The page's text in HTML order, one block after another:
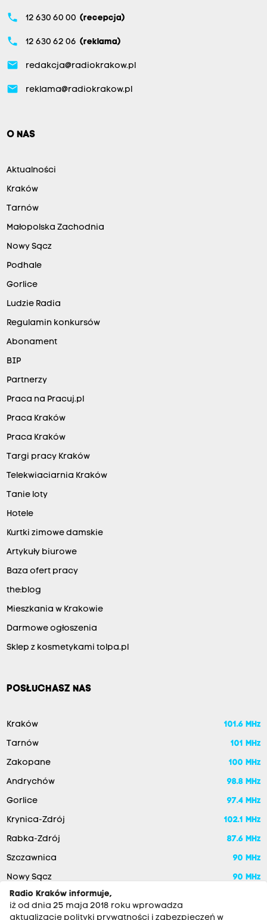
phone 12 630 60 00 (recepcja)
phone 12 630 62 06 (reklama)
email redakcja@radiokrakow.pl
email reklama@radiokrakow.pl
O NAS
Aktualności
Kraków
Tarnów
Małopolska Zachodnia
Nowy Sącz
Podhale
Gorlice
Ludzie Radia
Regulamin konkursów
Abonament
BIP
Partnerzy
Praca na Pracuj.pl
Praca Kraków
Praca Kraków
Targi pracy Kraków
Telekwiaciarnia Kraków
Tanie loty
Hotele
Kurtki zimowe damskie
Artykuły biurowe
Baza ofert pracy
the:blog
Mieszkania w Krakowie
Darmowe ogłoszenia
Sklep z kosmetykami tolpa.pl
POSŁUCHASZ NAS
Kraków 101.6 MHz
Tarnów 101 MHz
Zakopane 100 MHz
Andrychów 98.8 MHz
Gorlice 97.4 MHz
Krynica-Zdrój 102.1 MHz
Rabka-Zdrój 87.6 MHz
Szczawnica 90 MHz
Nowy Sącz
90 MHz
Radio Kraków informuje,
iż od dnia 25 maja 2018 roku wprowadza
aktualizację polityki prywatności i zabezpieczeń w